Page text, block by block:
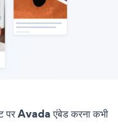
Avada एंबेड करना कभी